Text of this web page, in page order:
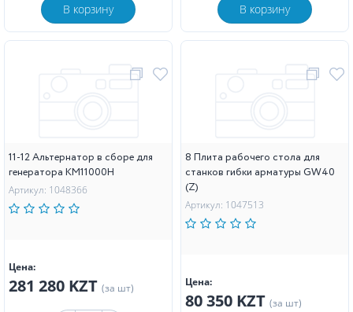
В корзину В корзину
11-12 Альтернатор в сборе для
генератора KM11000H
Артикул: 1048366
Цена:
281 280 KZT (за шт)
8 Плита рабочего стола для
станков гибки арматуры GW40
(Z)
Артикул: 1047513
Цена:
80 350 KZT (за шт)